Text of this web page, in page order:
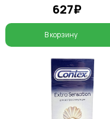
№12
627₽
В корзину